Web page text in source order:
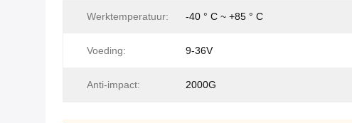
Werktemperatuur: -40 ° C ~ +85 ° C
Voeding: 9-36V
Anti-impact: 2000G